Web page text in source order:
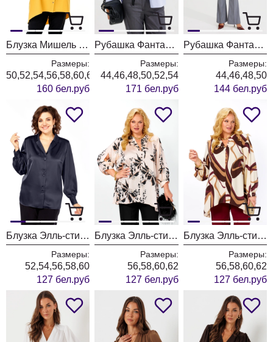
Блузка Мишель Шик 801 горчично-желтый
Размеры:
50,52,54,56,58,60,62,64
160 бел.руб
Рубашка Фантазия Мод 5504
Размеры:
44,46,48,50,52,54
171 бел.руб
Рубашка Фантазия Мод 5238/1
Размеры:
44,46,48,50
144 бел.руб
Блузка Элль-стиль 2404/6а графит
Размеры:
52,54,56,58,60
127 бел.руб
Блузка Элль-стиль 2481/1а бежевый+черный
Размеры:
56,58,60,62
127 бел.руб
Блузка Элль-стиль 2481а бежевый+бордовый
Размеры:
56,58,60,62
127 бел.руб